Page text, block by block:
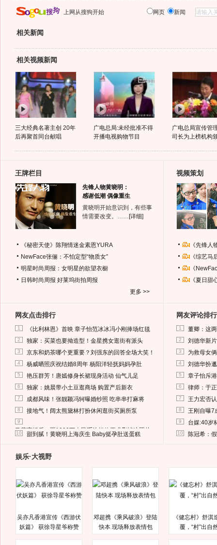
上网从搜狗开始 网页 新闻
相关新闻
相关视频新闻
三大经典名著主创 20年
后再聚首同台献唱
广电总局:未经批准不得
开播电视购物节目
广电总局宣传管
司长为上榜机构
王牌栏目
先锋人物黄晓明：
感谢低潮 偶像重生
黄晓明开始意识到，有些事
情需要改变。…… [详细]
《秘密天使》陈翔情迷金素恩YURA
NewFace张俪：不怕定型“物质女”
明星时尚周报：女明星的欲望衣橱
日韩时尚周报 好莱坞街拍周报
更多 >>
视频策划
《先锋
《综艺
《
《夏日
网友点击排行
1 《比利林恩》首映 章子怡范冰冰冯小刚捧场红毯
2 独家：买菜也要拗造型！金星携女逛街有派头
3 京东和奶茶哪个更重要？刘强东的回答全场大笑！
4 杨威晒照庆祝结婚8周年 杨阳洋轻抚妈妈孕肚
5 艳压群芳！唐嫣修身长裙现身活动 仙气儿足
6 独家：姚晨带小土豆逛商场 购置产后新衣
7 成都风味！张靓颖冯轲曝婚纱照 吃串串打麻将
8 接地气！阔太熊黛林打扮休闲逛街买厕所泵
9
马蓉离婚后，砸1000万人民币给媒体要求删掉这照片
10 甜到腻！黄晓明上海庆生 Baby挺孕肚送蛋糕
网友评论排行
1 董卿：这
2 刘德华新
3 为救母女
4 刘德华扮
5 章子怡斥
6 律师：于
7 王力宏否
8 王刚自曝7
9 台媒:40岁
10 陈冠希：
娱乐·大视野
吴亦凡香港宣传《西游伏
妖篇》 获徐导星爷称赞
邓超携《乘风破浪》登陆
快本 现场释放表情包
《健忘村》舒淇
覆，“村”出自